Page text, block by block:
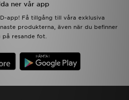
ner vår app
app! Få tillgång till våra exklusiva
produkterna, även när du befinner
på resande fot.